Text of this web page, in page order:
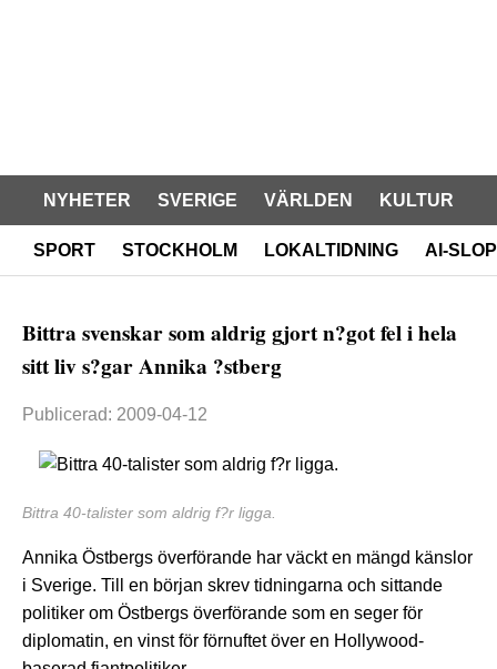
NYHETER SVERIGE VÄRLDEN KULTUR
SPORT STOCKHOLM LOKALTIDNING AI-SLOP
Bittra svenskar som aldrig gjort n?got fel i hela
sitt liv s?gar Annika ?stberg
Publicerad: 2009-04-12
Bittra 40-talister som aldrig f?r ligga.
Annika Östbergs överförande har väckt en mängd känslor
i Sverige. Till en början skrev tidningarna och sittande
politiker om Östbergs överförande som en seger för
diplomatin, en vinst för förnuftet över en Hollywood-